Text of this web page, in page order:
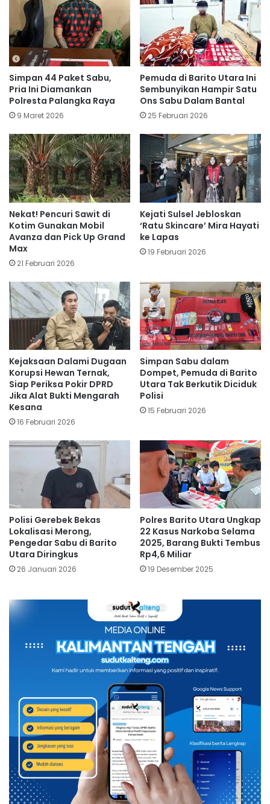
Simpan 44 Paket Sabu,
Pria Ini Diamankan
Polresta Palangka Raya
9 Maret 2026
Pemuda di Barito Utara Ini
Sembunyikan Hampir Satu
Ons Sabu Dalam Bantal
25 Februari 2026
Nekat! Pencuri Sawit di
Kotim Gunakan Mobil
Avanza dan Pick Up Grand
Max
21 Februari 2026
Kejati Sulsel Jebloskan
‘Ratu Skincare’ Mira Hayati
ke Lapas
19 Februari 2026
Kejaksaan Dalami Dugaan
Korupsi Hewan Ternak,
Siap Periksa Pokir DPRD
Jika Alat Bukti Mengarah
Kesana
16 Februari 2026
Simpan Sabu dalam
Dompet, Pemuda di Barito
Utara Tak Berkutik Diciduk
Polisi
15 Februari 2026
Polisi Gerebek Bekas
Lokalisasi Merong,
Pengedar Sabu di Barito
Utara Diringkus
26 Januari 2026
Polres Barito Utara Ungkap
22 Kasus Narkoba Selama
2025, Barang Bukti Tembus
Rp4,6 Miliar
19 Desember 2025